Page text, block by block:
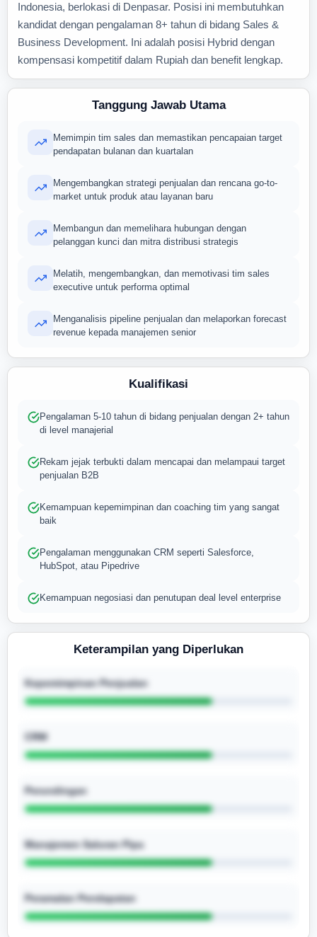
Indonesia, berlokasi di Denpasar. Posisi ini membutuhkan
kandidat dengan pengalaman 8+ tahun di bidang Sales &
Business Development. Ini adalah posisi Hybrid dengan
kompensasi kompetitif dalam Rupiah dan benefit lengkap.
Tanggung Jawab Utama
Memimpin tim sales dan memastikan pencapaian target
pendapatan bulanan dan kuartalan
Mengembangkan strategi penjualan dan rencana go-to-
market untuk produk atau layanan baru
Membangun dan memelihara hubungan dengan
pelanggan kunci dan mitra distribusi strategis
Melatih, mengembangkan, dan memotivasi tim sales
executive untuk performa optimal
Menganalisis pipeline penjualan dan melaporkan forecast
revenue kepada manajemen senior
Kualifikasi
Pengalaman 5-10 tahun di bidang penjualan dengan 2+ tahun
di level manajerial
Rekam jejak terbukti dalam mencapai dan melampaui target
penjualan B2B
Kemampuan kepemimpinan dan coaching tim yang sangat
baik
Pengalaman menggunakan CRM seperti Salesforce,
HubSpot, atau Pipedrive
Kemampuan negosiasi dan penutupan deal level enterprise
Keterampilan yang Diperlukan
Kepemimpinan Penjualan
CRM
Perundingan
Manajemen Saluran Pipa
Peramalan Pendapatan